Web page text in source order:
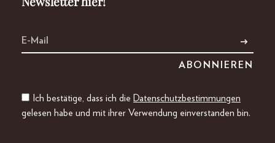
Ich bestätige, dass ich die Datenschutzbestimmungen
gelesen habe und mit ihrer Verwendung einverstanden bin.